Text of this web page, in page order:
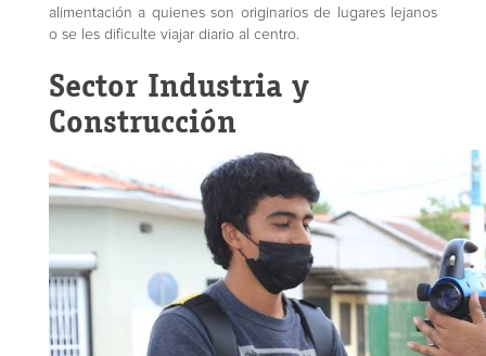
alimentación a quienes son originarios de lugares lejanos
o se les dificulte viajar diario al centro.
Sector Industria y
Construcción